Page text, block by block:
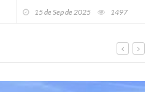
15 de Sep de 2025 1497